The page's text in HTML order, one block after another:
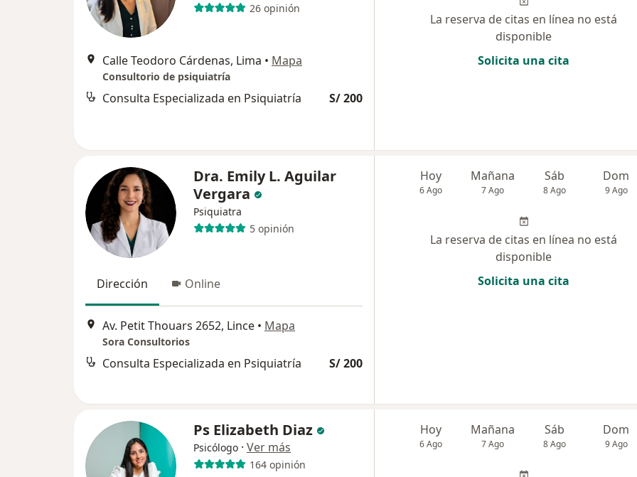
26 opinión
Calle Teodoro Cárdenas, Lima • Mapa
Consultorio de psiquiatría
Consulta Especializada en Psiquiatría S/ 200
La reserva de citas en línea no está
disponible
Solicita una cita
Dra. Emily L. Aguilar
Vergara
Psiquiatra
5 opinión
Dirección Online
Av. Petit Thouars 2652, Lince • Mapa
Sora Consultorios
Consulta Especializada en Psiquiatría S/ 200
Hoy
6 Ago
Mañana
7 Ago
Sáb
8 Ago
Dom
9 Ago
La reserva de citas en línea no está
disponible
Solicita una cita
Ps Elizabeth Diaz
Psicólogo · Ver más
164 opinión
Hoy
6 Ago
Mañana
7 Ago
Sáb
8 Ago
Dom
9 Ago